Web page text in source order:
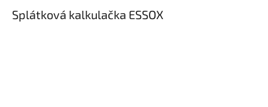
Splátková kalkulačka ESSOX